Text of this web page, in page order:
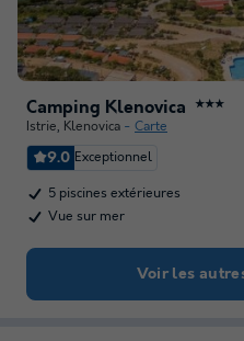
Camping Klenovica ★★★
Istrie, Klenovica Carte
9.0 Exceptionnel
5 piscines extérieures
Vue sur mer
Voir les